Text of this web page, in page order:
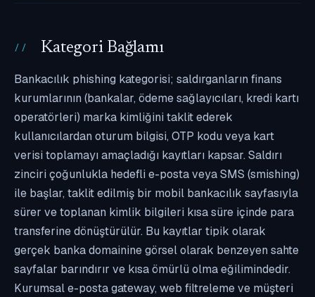
Kategori Bağlamı
Bankacılık phishing kategorisi; saldırganların finans
kurumlarının (bankalar, ödeme sağlayıcıları, kredi kartı
operatörleri) marka kimliğini taklit ederek
kullanıcılardan oturum bilgisi, OTP kodu veya kart
verisi toplamayı amaçladığı kayıtları kapsar. Saldırı
zinciri çoğunlukla hedefli e-posta veya SMS (smishing)
ile başlar, taklit edilmiş bir mobil bankacılık sayfasıyla
sürer ve toplanan kimlik bilgileri kısa süre içinde para
transferine dönüştürülür. Bu kayıtlar tipik olarak
gerçek banka domainine görsel olarak benzeyen sahte
sayfalar barındırır ve kısa ömürlü olma eğilimindedir.
Kurumsal e-posta gateway, web filtreleme ve müşteri